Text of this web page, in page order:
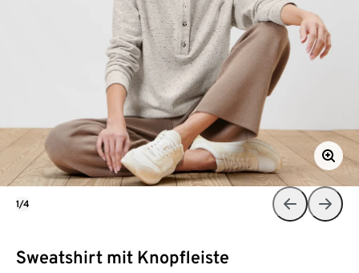
Sweatshirt mit Knopfleiste
1/4